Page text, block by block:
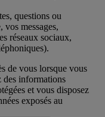
questions ou
vos messages,
réseaux sociaux,
de vous lorsque vous
des informations
et vous disposez
exposés au